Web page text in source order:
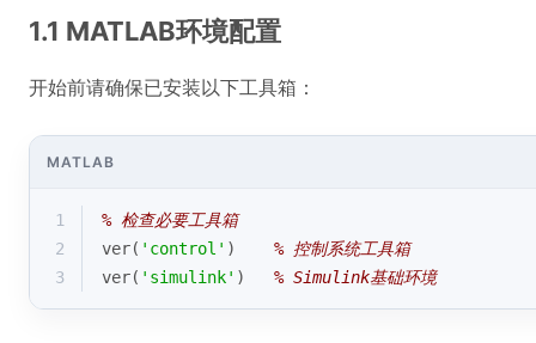
1.1 MATLAB环境配置
开始前请确保已安装以下工具箱：
MATLAB
1
% 检查必要工具箱
2
ver( 'control' ) % 控制系统工具箱
3
ver( 'simulink' ) % Simulink基础环境